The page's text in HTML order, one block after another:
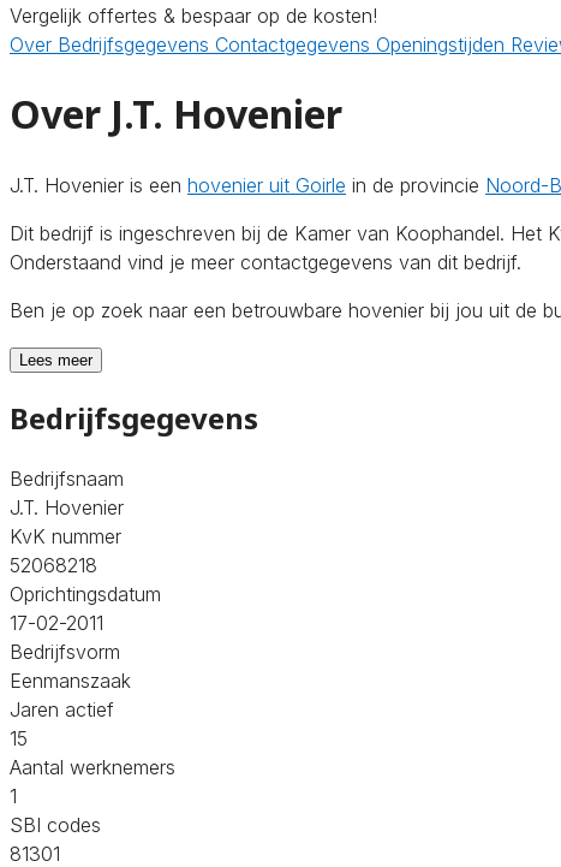
Vergelijk offertes & bespaar op de kosten!
Over Bedrijfsgegevens Contactgegevens Openingstijden
Over J.T. Hovenier
J.T. Hovenier is een hovenier uit Goirle in de provincie Noord-
Dit bedrijf is ingeschreven bij de Kamer van Koophandel. Het
Onderstaand vind je meer contactgegevens van dit bedrijf.
Ben je op zoek naar een betrouwbare hovenier bij jou uit de
Lees meer
Bedrijfsgegevens
Bedrijfsnaam
J.T. Hovenier
KvK nummer
52068218
Oprichtingsdatum
17-02-2011
Bedrijfsvorm
Eenmanszaak
Jaren actief
15
Aantal werknemers
1
SBI codes
81301